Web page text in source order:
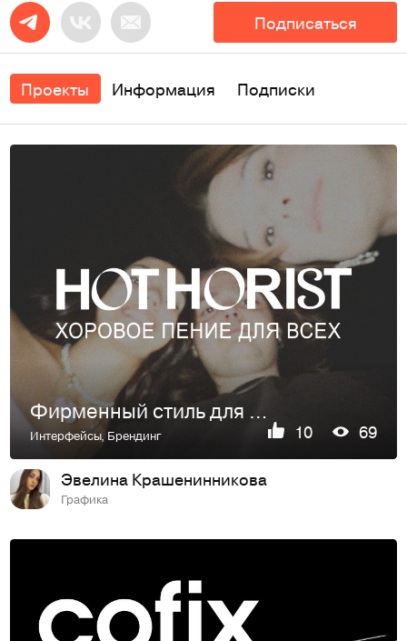
Подписаться
Проекты Информация Подписки
Фирменный стиль для HOT HORIST
Интерфейсы, Брендинг 10 69
Эвелина Крашенинникова
Графика